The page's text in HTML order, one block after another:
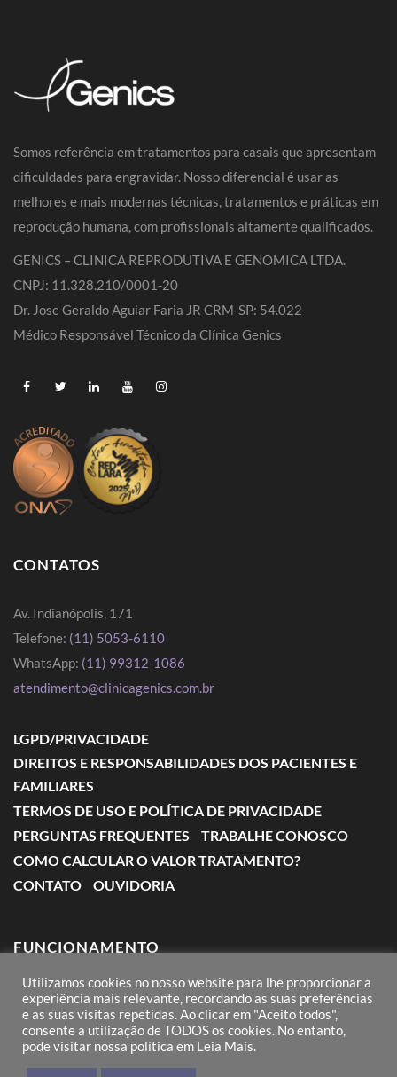
Somos referência em tratamentos para casais que apresentam
dificuldades para engravidar. Nosso diferencial é usar as
melhores e mais modernas técnicas, tratamentos e práticas em
reprodução humana, com profissionais altamente qualificados.
GENICS – CLINICA REPRODUTIVA E GENOMICA LTDA.
CNPJ: 11.328.210/0001-20
Dr. Jose Geraldo Aguiar Faria JR CRM-SP: 54.022
Médico Responsável Técnico da Clínica Genics
CONTATOS
Av. Indianópolis, 171
Telefone: (11) 5053-6110
WhatsApp: (11) 99312-1086
atendimento@clinicagenics.com.br
LGPD/PRIVACIDADE
DIREITOS E RESPONSABILIDADES DOS PACIENTES E
FAMILIARES
TERMOS DE USO E POLÍTICA DE PRIVACIDADE
PERGUNTAS FREQUENTES
TRABALHE CONOSCO
COMO CALCULAR O VALOR TRATAMENTO?
CONTATO
OUVIDORIA
FUNCIONAMENTO
Segunda a Sexta: das 7:00 às 18:00
Sábado: das 8:00 às 12:00
Domingos e Feriados: conforme agendamento
Utilizamos cookies no nosso website para lhe proporcionar a
experiência mais relevante, recordando as suas preferências
e as suas visitas repetidas. Ao clicar em "Aceito todos",
consente a utilização de TODOS os cookies. No entanto,
pode visitar nossa política em Leia Mais.